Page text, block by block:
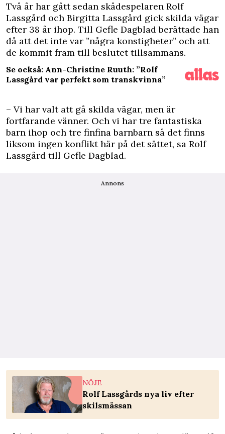
Två år har gått sedan skådespelaren Rolf
Lassgård och Birgitta Lassgård gick skilda vägar
efter 38 år ihop. Till Gefle Dagbladberättade han
då att det inte var ”några konstigheter” och att
de kommit fram till beslutet tillsammans.
Se också: Ann-Christine Ruuth: ”Rolf
Lassgård var perfekt som transkvinna”
– Vi har valt att gå skilda vägar, men är
fortfarande vänner. Och vi har tre fantastiska
barn ihop och tre finfina barnbarn så det finns
liksom ingen konflikt här på det sättet, sa Rolf
Lassgård till Gefle Dagblad.
Annons
NÖJE
Rolf Lassgårds nya liv efter
skilsmässan